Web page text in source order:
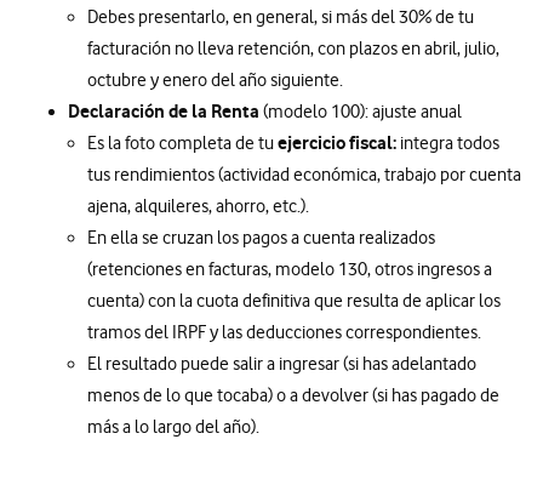
Debes presentarlo, en general, si más del 30% de tu
facturación no lleva retención, con plazos en abril, julio,
octubre y enero del año siguiente.
Declaración de la Renta (modelo 100): ajuste anual
Es la foto completa de tuejercicio fiscal: integra todos
tus rendimientos (actividad económica, trabajo por cuenta
ajena, alquileres, ahorro, etc.).
En ella se cruzan los pagos a cuenta realizados
(retenciones en facturas, modelo 130, otros ingresos a
cuenta) con la cuota definitiva que resulta de aplicar los
tramos del IRPF y las deducciones correspondientes.
El resultado puede salir a ingresar (si has adelantado
menos de lo que tocaba) o a devolver (si has pagado de
más a lo largo del año).